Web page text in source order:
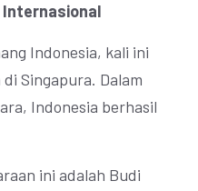
Internasional
Indonesia, kali ini
Singapura. Dalam
Indonesia berhasil
ini adalah Budi